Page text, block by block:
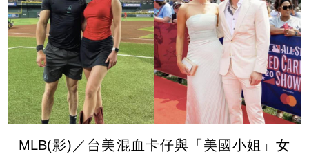
MLB(影)／台美混血卡仔與「美國小姐」女